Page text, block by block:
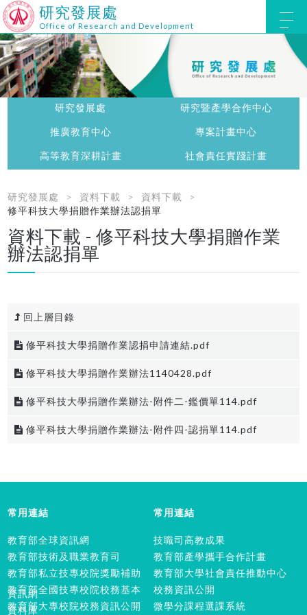
研究發展處
Office of Research and Development
研究發展處 研究暨產學合作中心
推廣教育中心 專案計畫中心
高等教育深耕計畫 社會責任實踐計畫
研究發展處 資料下載
資料下載
修平科技大學捐贈作業辦法認捐單
資料下載 - 修平科技大學捐贈作業
辦法認捐單
回上層目錄
修平科技大學捐贈作業認捐申請連結.pdf
修平科技大學捐贈作業辦法1140428.pdf
修平科技大學捐贈作業辦法-附件二-鑑價單114.pdf
修平科技大學捐贈作業辦法-附件四-認捐單114.pdf
常用連結
教育部全球資訊網
教育部技術及職業教育司
教育部私立技專校院獎勵補助
資訊網
教育部全國技專校院校務基本
資料庫
教育部大專校院校務資訊公開
常用連結
技職司高教成果
教育部產學攜手合作計畫
教育部大學社會責任推動中心
校務資訊公開
微學分課程選課系統